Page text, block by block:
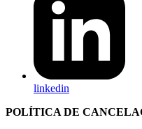
linkedin
POLÍTICA DE